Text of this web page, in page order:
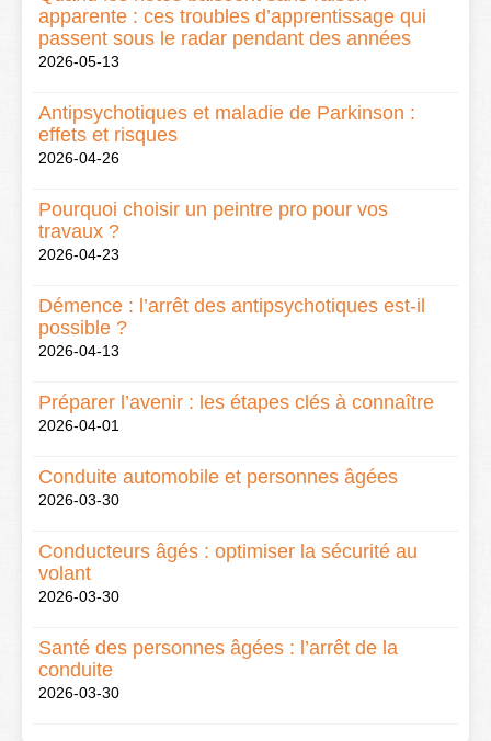
apparente : ces troubles d’apprentissage qui
passent sous le radar pendant des années
2026-05-13
Antipsychotiques et maladie de Parkinson :
effets et risques
2026-04-26
Pourquoi choisir un peintre pro pour vos
travaux ?
2026-04-23
Démence : l’arrêt des antipsychotiques est-il
possible ?
2026-04-13
Préparer l’avenir : les étapes clés à connaître
2026-04-01
Conduite automobile et personnes âgées
2026-03-30
Conducteurs âgés : optimiser la sécurité au
volant
2026-03-30
Santé des personnes âgées : l’arrêt de la
conduite
2026-03-30